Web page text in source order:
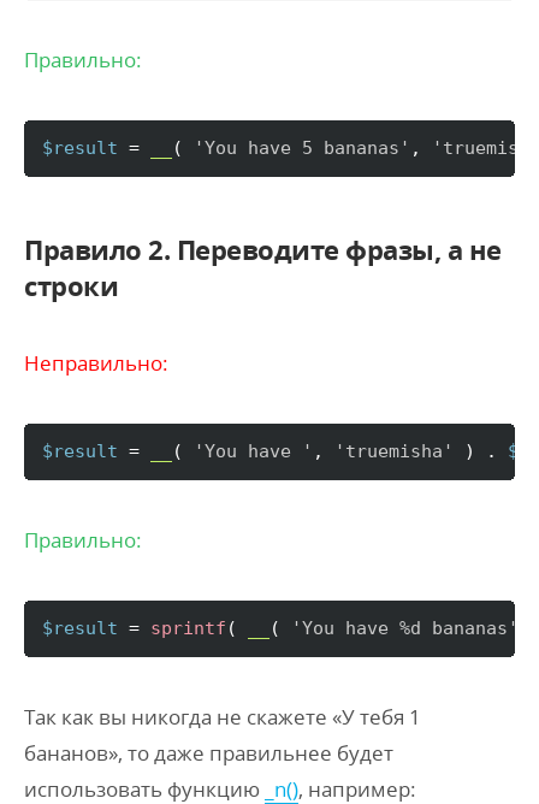
Правильно:
$result = ( 'You have 5 bananas' ,
Правило 2. Переводите фразы, а не
строки
Неправильно:
$result = ( 'You have ' , 'truemisha' ) .
Правильно:
$result = sprintf ( ( 'You have %d bananas'
Так как вы никогда не скажете «У тебя 1
бананов», то даже правильнее будет
использовать функцию _n(), например: